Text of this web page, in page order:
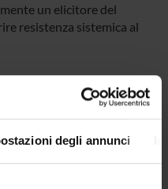
degli annunci
un elicitore del
resistenza sistemica al
dal Dipartimento
Ateneo